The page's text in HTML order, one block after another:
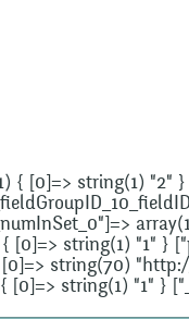
[0]=> string(1) "2"
[0]=> string(1) "1" }
string(70)
string(1) "1" }